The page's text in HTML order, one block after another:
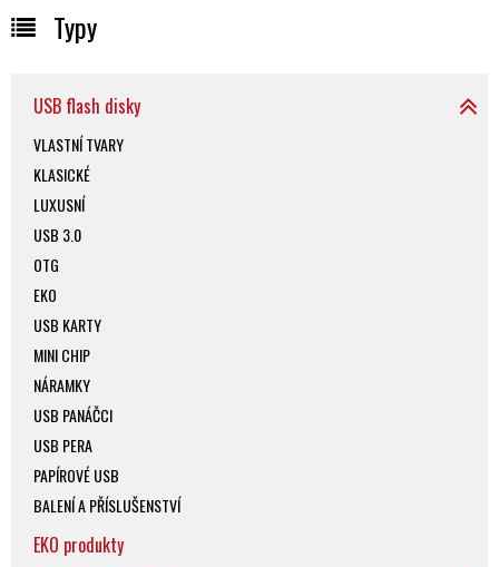
Typy
USB flash disky
VLASTNÍ TVARY
KLASICKÉ
LUXUSNÍ
USB 3.0
OTG
EKO
USB KARTY
MINI CHIP
NÁRAMKY
USB PANÁČCI
USB PERA
PAPÍROVÉ USB
BALENÍ A PŘÍSLUŠENSTVÍ
EKO produkty